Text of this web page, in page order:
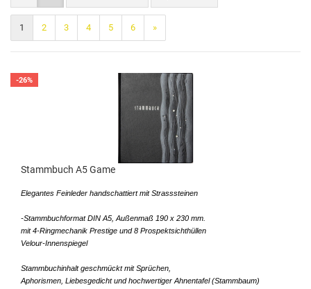
1 2 3 4 5 6 »
-26%
Stammbuch A5 Game
Elegantes Feinleder handschattiert mit Strasssteinen
-Stammbuchformat DIN A5, Außenmaß 190 x 230 mm.
mit 4-Ringmechanik Prestige und 8 Prospektsichthüllen
Velour-Innenspiegel
Stammbuchinhalt geschmückt mit Sprüchen,
Aphorismen, Liebesgedicht und hochwertiger Ahnentafel (Stammbaum)